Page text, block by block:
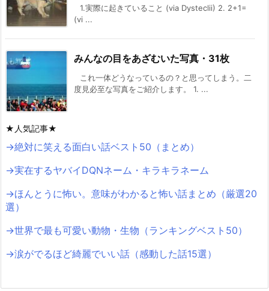
1.実際に起きていること (via Dysteclii) 2. 2+1=
(vi ...
みんなの目をあざむいた写真・31枚
これ一体どうなっているの？と思ってしまう。二
度見必至な写真をご紹介します。 1. ...
★人気記事★
→絶対に笑える面白い話ベスト50（まとめ）
→実在するヤバイDQNネーム・キラキラネーム
→ほんとうに怖い。意味がわかると怖い話まとめ（厳選20
選）
→世界で最も可愛い動物・生物（ランキングベスト50）
→涙がでるほど綺麗でいい話（感動した話15選）